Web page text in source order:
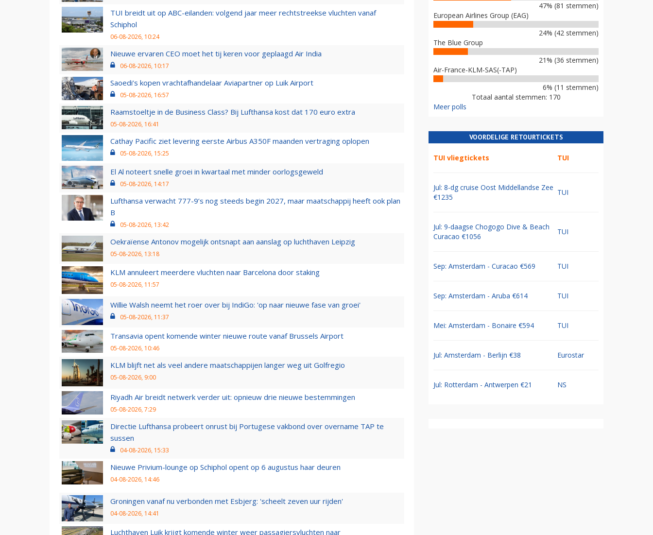
TUI breidt uit op ABC-eilanden: volgend jaar meer rechtstreekse vluchten vanaf
Schiphol
06-08-2026, 10:24
Nieuwe ervaren CEO moet het tij keren voor geplaagd Air India
06-08-2026, 10:17
Saoedi’s kopen vrachtafhandelaar Aviapartner op Luik Airport
05-08-2026, 16:57
Raamstoeltje in de Business Class? Bij Lufthansa kost dat 170 euro extra
05-08-2026, 16:41
Cathay Pacific ziet levering eerste Airbus A350F maanden vertraging oplopen
05-08-2026, 15:25
El Al noteert snelle groei in kwartaal met minder oorlogsgeweld
05-08-2026, 14:17
Lufthansa verwacht 777-9’s nog steeds begin 2027, maar maatschappij heeft ook plan
B
05-08-2026, 13:42
Oekraïense Antonov mogelijk ontsnapt aan aanslag op luchthaven Leipzig
05-08-2026, 13:18
KLM annuleert meerdere vluchten naar Barcelona door staking
05-08-2026, 11:57
Willie Walsh neemt het roer over bij IndiGo: 'op naar nieuwe fase van groei'
05-08-2026, 11:37
Transavia opent komende winter nieuwe route vanaf Brussels Airport
05-08-2026, 10:46
KLM blijft net als veel andere maatschappijen langer weg uit Golfregio
05-08-2026, 9:00
Riyadh Air breidt netwerk verder uit: opnieuw drie nieuwe bestemmingen
05-08-2026, 7:29
Directie Lufthansa probeert onrust bij Portugese vakbond over overname TAP te
sussen
04-08-2026, 15:33
Nieuwe Privium-lounge op Schiphol opent op 6 augustus haar deuren
04-08-2026, 14:46
Groningen vanaf nu verbonden met Esbjerg: 'scheelt zeven uur rijden'
04-08-2026, 14:41
Luchthaven Luik krijgt komende winter weer passagiersvluchten naar
47% (81 stemmen)
European Airlines Group (EAG)
24% (42 stemmen)
The Blue Group
21% (36 stemmen)
Air-France-KLM-SAS(-TAP)
6% (11 stemmen)
Totaal aantal stemmen: 170
Meer polls
VOORDELIGE RETOURTICKETS
TUI vliegtickets TUI
Jul: 8-dg cruise Oost Middellandse Zee
€1235
TUI
Jul: 9-daagse Chogogo Dive & Beach
Curacao €1056
TUI
Sep: Amsterdam - Curacao €569 TUI
Sep: Amsterdam - Aruba €614 TUI
Mei: Amsterdam - Bonaire €594 TUI
Jul: Amsterdam - Berlijn €38 Eurostar
Jul: Rotterdam - Antwerpen €21 NS